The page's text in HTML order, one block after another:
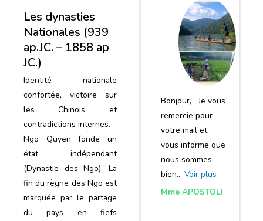
Les dynasties
Nationales (939
ap.JC. – 1858 ap
JC.)
Identité nationale
confortée, victoire sur
les Chinois et
contradictions internes.
Ngo Quyen fonde un
état indépendant
(Dynastie des Ngo). La
fin du règne des Ngo est
marquée par le partage
du pays en fiefs
Bonjour, Je vous
remercie pour
votre mail et
vous informe que
nous sommes
bien… Voir plus
Mme APOSTOLI